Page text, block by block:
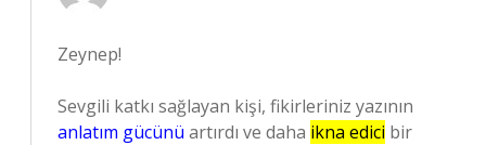
Zeynep!
Sevgili katkı sağlayan kişi, fikirleriniz yazının
anlatım gücünü artırdı ve daha ikna edici bir